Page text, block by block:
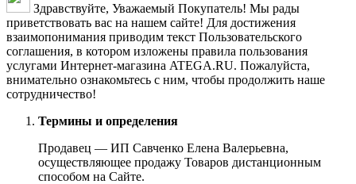
Здравствуйте, Уважаемый Покупатель! Мы рады
приветствовать вас на нашем сайте! Для достижения
взаимопонимания приводим текст Пользовательского
соглашения, в котором изложены правила пользования
услугами Интернет-магазина ATEGA.RU. Пожалуйста,
внимательно ознакомьтесь с ним, чтобы продолжить наше
сотрудничество!
Термины и определения
Продавец — ИП Савченко Елена Валерьевна,
осуществляющее продажу Товаров дистанционным
способом на Сайте.